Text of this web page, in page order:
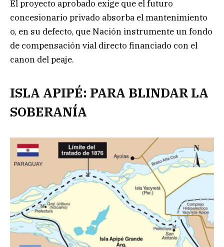
El proyecto aprobado exige que el futuro
concesionario privado absorba el mantenimiento
o, en su defecto, que Nación instrumente un fondo
de compensación vial directo financiado con el
canon del peaje.
ISLA APIPÉ: PARA BLINDAR LA
SOBERANÍA